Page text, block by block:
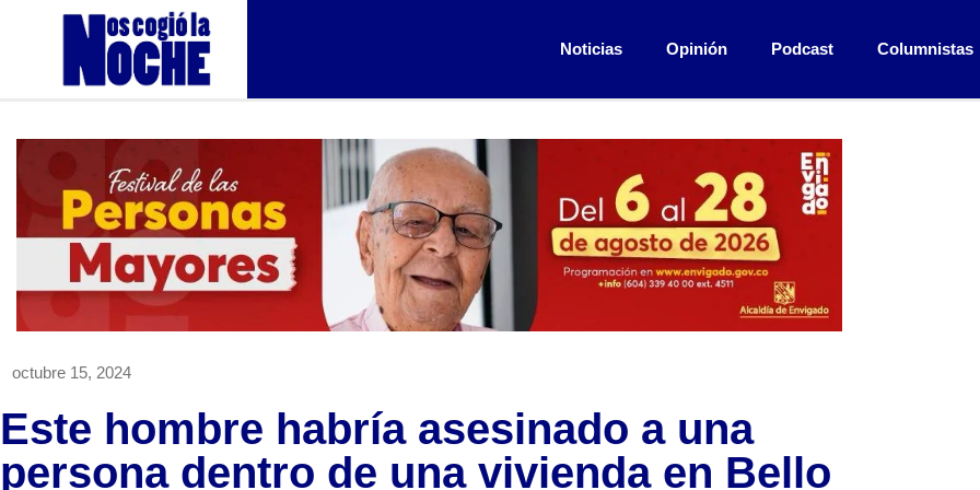
Noticias Opinión Podcast Columnistas
octubre 15, 2024
Este hombre habría asesinado a una
persona dentro de una vivienda en Bello